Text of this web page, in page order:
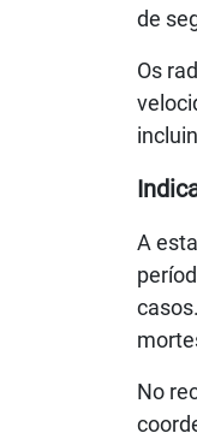
de
Os
A
No